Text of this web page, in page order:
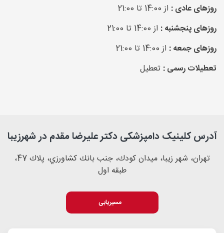
روزهای عادی : از 14:00 تا 21:00
روزهای پنجشنبه : از 14:00 تا 21:00
روزهای جمعه : از 14:00 تا 21:00
تعطیلات رسمی : تعطیل
آدرس کلینیک دامپزشکی دکتر علیرضا مقدم در شهرزیبا
تهران، شهر زيبا، ميدان كودك، جنب بانك كشاورزي، پلاك 47،
طبقه اول
مسیریابی